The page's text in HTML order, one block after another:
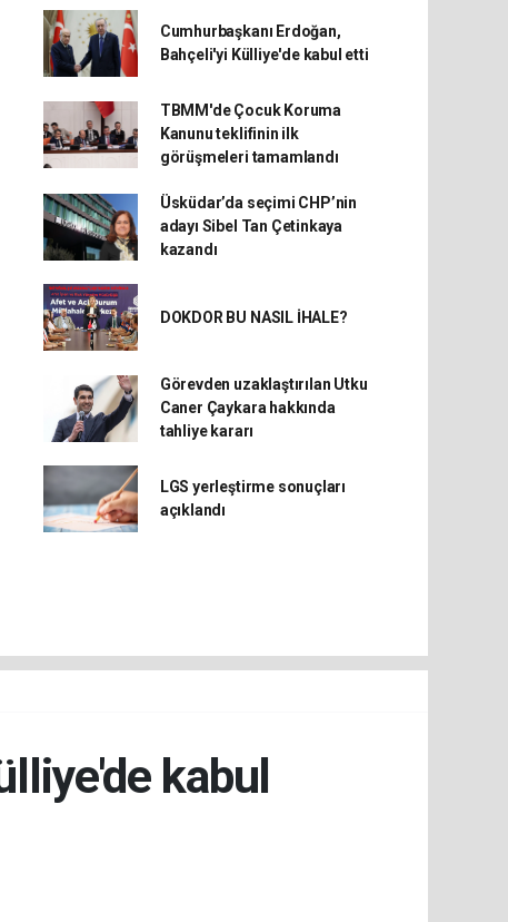
Cumhurbaşkanı Erdoğan,
Bahçeli'yi Külliye'de kabul etti
TBMM'de Çocuk Koruma
Kanunu teklifinin ilk
görüşmeleri tamamlandı
Üsküdar’da seçimi CHP’nin
adayı Sibel Tan Çetinkaya
kazandı
DOKDOR BU NASIL İHALE?
Görevden uzaklaştırılan Utku
Caner Çaykara hakkında
tahliye kararı
LGS yerleştirme sonuçları
açıklandı
kabul